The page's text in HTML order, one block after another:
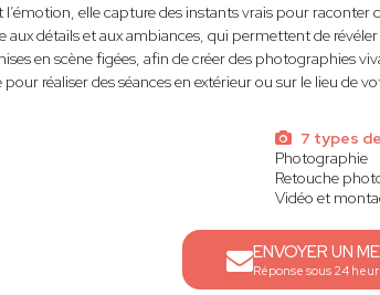
l’émotion, elle capture des instants vrais pour
détails et aux ambiances, qui permettent de
en scène figées, afin de créer des photographies
pour réaliser des séances en extérieur ou sur le lieu de
7 types
Photographie
Retouche
Vidéo et
ENVOYER UN
Réponse sous 24